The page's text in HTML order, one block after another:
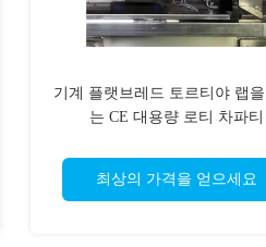
기계 플랫브레드 토르티야 랩
는 CE 대용량 로티 차파티
최상의 가격을 얻으세요